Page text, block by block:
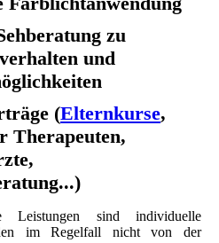
zu
und
(Elternkurse,
Therapeuten,
Leistungen sind individuelle
im Regelfall nicht von der